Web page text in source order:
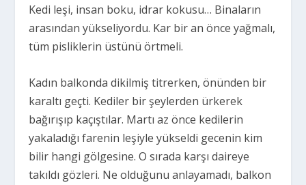
Kedi leşi, insan boku, idrar kokusu… Binaların
arasından yükseliyordu. Kar bir an önce yağmalı,
tüm pisliklerin üstünü örtmeli.
Kadın balkonda dikilmiş titrerken, önünden bir
karaltı geçti. Kediler bir şeylerden ürkerek
bağırışıp kaçıştılar. Martı az önce kedilerin
yakaladığı farenin leşiyle yükseldi gecenin kim
bilir hangi gölgesine. O sırada karşı daireye
takıldı gözleri. Ne olduğunu anlayamadı, balkon